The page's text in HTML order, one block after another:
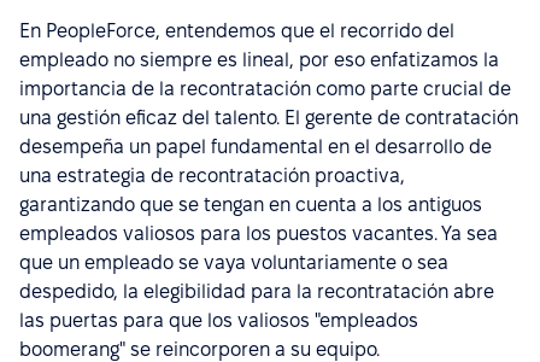
En PeopleForce, entendemos que el recorrido del
empleado no siempre es lineal, por eso enfatizamos la
importancia de la recontratación como parte crucial de
una gestión eficaz del talento. El gerente de contratación
desempeña un papel fundamental en el desarrollo de
una estrategia de recontratación proactiva,
garantizando que se tengan en cuenta a los antiguos
empleados valiosos para los puestos vacantes. Ya sea
que un empleado se vaya voluntariamente o sea
despedido, la elegibilidad para la recontratación abre
las puertas para que los valiosos "empleados
boomerang" se reincorporen a su equipo.